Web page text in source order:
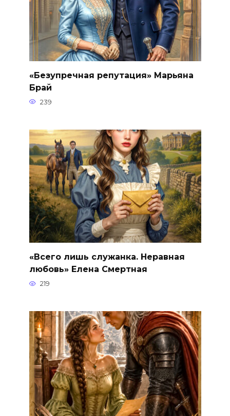
«Безупречная репутация» Марьяна
Брай
239
«Всего лишь служанка. Неравная
любовь» Елена Смертная
219